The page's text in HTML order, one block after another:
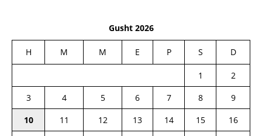
Gusht 2026
H M M E P S D
1
2
3
4 5 6 7 8
9
10
11 12 13 14 15
16